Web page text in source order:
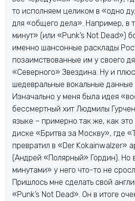
то исполняем целиком в «одно
для «общего дела». Например, в
минут» (или «Punk’s Not Dead»)
именно шансонные расклады
позаимствованные им у своего
«Северного» Звездина. Ну и
шедевральные вокальные данные
Изначально у меня была идея
бессмертный хит Людмилы
языке – примерно так же, как это
диске «Бритва за Москву», где
превратил в «Der Kokainwalzer»
(Андрей «Полярный» Гордин). Но
минутами» у него что-то не
Пришлось мне сделать свой
«Punk’s Not Dead». Он в итоге